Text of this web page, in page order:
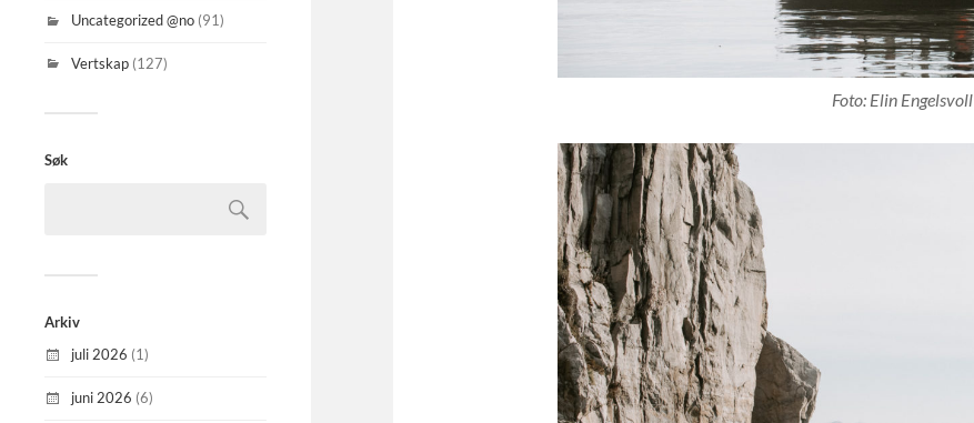
Uncategorized @no (91)
Vertskap (127)
Søk
Arkiv
juli 2026 (1)
juni 2026 (6)
Foto: Elin Engelsvoll